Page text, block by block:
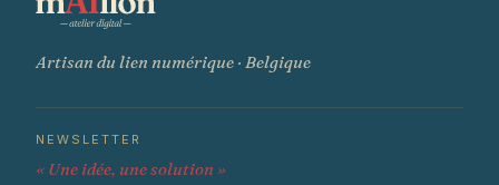
Artisan du lien numérique · Belgique
NEWSLETTER
« Une idée, une solution »